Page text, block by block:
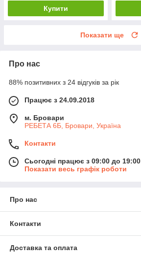
Купити
Показати ще
Про нас
88% позитивних з 24 відгуків за рік
Працює з 24.09.2018
м. Бровари
РЕБЕТА 6Б, Бровари, Україна
Контакти
Сьогодні працює з 09:00 до 19:00
Показати весь графік роботи
Про нас
Контакти
Доставка та оплата